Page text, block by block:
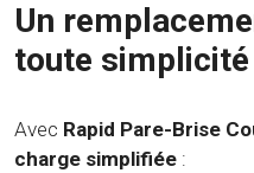
Un
toute simplicité
Avec Rapid Pare-Brise
charge simplifiée :